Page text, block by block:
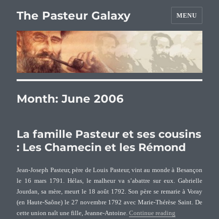
The Pasteur Galaxy MENU
Month:June 2006
La famille Pasteur et ses cousins
: Les Chamecin et les Rémond
Jean-Joseph Pasteur, père de Louis Pasteur, vint au monde à Besançon
le 16 mars 1791. Hélas, le malheur va s’abattre sur eux. Gabrielle
Jourdan, sa mère, meurt le 18 août 1792. Son père se remarie à Voray
(en Haute-Saône) le 27 novembre 1792 avec Marie-Thérèse Saint. De
cette union naît une fille, Jeanne-Antoine.Continue reading